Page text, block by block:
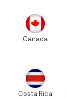
Canada
Costa Rica